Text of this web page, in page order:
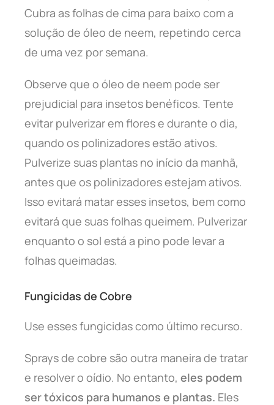
Cubra as folhas de cima para baixo com a
solução de óleo de neem, repetindo cerca
de uma vez por semana.
Observe que o óleo de neem pode ser
prejudicial para insetos benéficos. Tente
evitar pulverizar em flores e durante o dia,
quando os polinizadores estão ativos.
Pulverize suas plantas no início da manhã,
antes que os polinizadores estejam ativos.
Isso evitará matar esses insetos, bem como
evitará que suas folhas queimem. Pulverizar
enquanto o sol está a pino pode levar a
folhas queimadas.
Fungicidas de Cobre
Use esses fungicidas como último recurso.
Sprays de cobre são outra maneira de tratar
e resolver o oídio. No entanto, eles podem
ser tóxicos para humanos e plantas. Eles